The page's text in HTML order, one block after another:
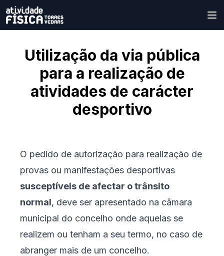
Utilização da via pública
para a realização de
atividades de carácter
desportivo
O pedido de autorização para realização de
provas ou manifestações desportivas
susceptíveis de afectar o trânsito
normal, deve ser apresentado na câmara
municipal do concelho onde aquelas se
realizem ou tenham a seu termo, no caso de
abranger mais de um concelho.